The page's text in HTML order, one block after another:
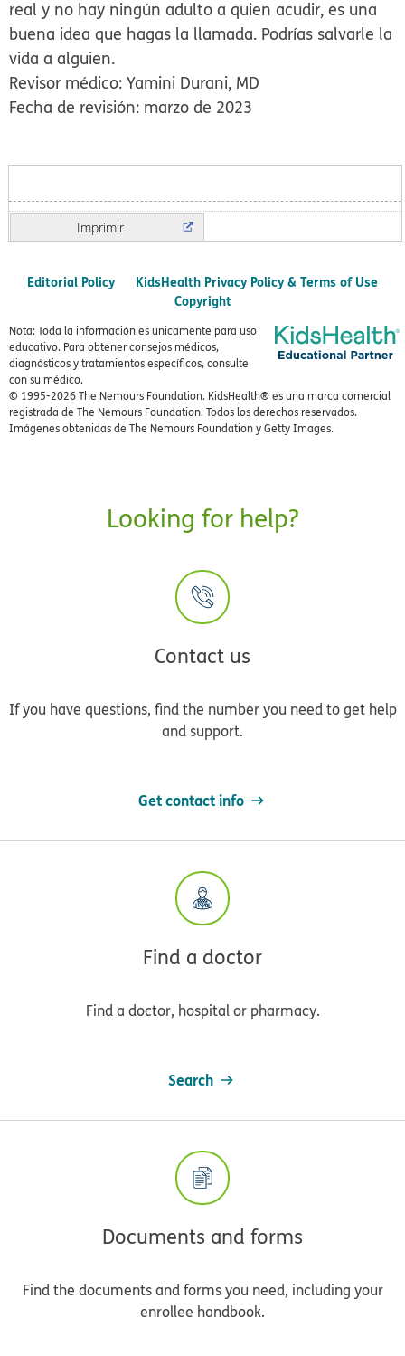
real y no hay ningún adulto a quien acudir, es una
buena idea que hagas la llamada. Podrías salvarle la
vida a alguien.
Revisor médico: Yamini Durani, MD
Fecha de revisión: marzo de 2023
Imprimir
Editorial Policy
KidsHealth Privacy Policy & Terms of Use
Copyright
Nota: Toda la información es únicamente para uso
educativo. Para obtener consejos médicos,
diagnósticos y tratamientos específicos, consulte
con su médico.
© 1995-2026 The Nemours Foundation. KidsHealth® es una marca comercial
registrada de The Nemours Foundation. Todos los derechos reservados.
Imágenes obtenidas de The Nemours Foundation y Getty Images.
Looking for help?
Contact us
If you have questions, find the number you need to get help
and support.
Get contact info
Find a doctor
Find a doctor, hospital or pharmacy.
Search
Documents and forms
Find the documents and forms you need, including your
enrollee handbook.